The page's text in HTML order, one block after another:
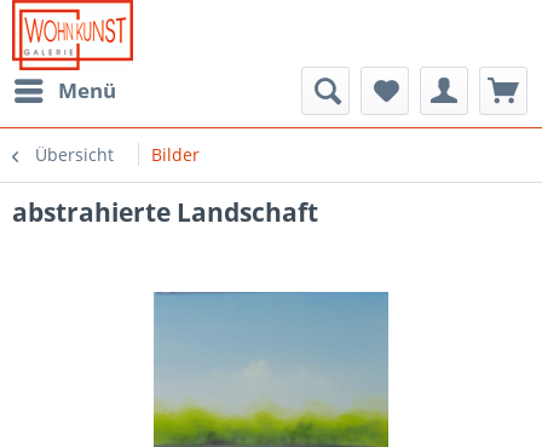
Menü
Übersicht Bilder
abstrahierte Landschaft